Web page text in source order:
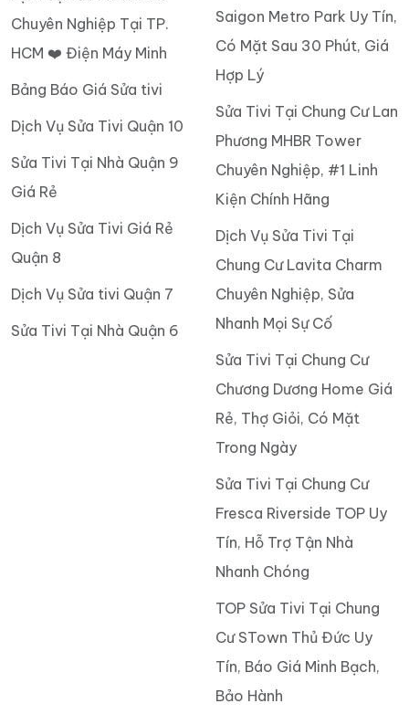
Chuyên Nghiệp Tại TP.
HCM ❤️ Điện Máy Minh
Bảng Báo Giá Sửa tivi
Dịch Vụ Sửa Tivi Quận 10
Sửa Tivi Tại Nhà Quận 9
Giá Rẻ
Dịch Vụ Sửa Tivi Giá Rẻ
Quận 8
Dịch Vụ Sửa tivi Quận 7
Sửa Tivi Tại Nhà Quận 6
Saigon Metro Park Uy Tín,
Có Mặt Sau 30 Phút, Giá
Hợp Lý
Sửa Tivi Tại Chung Cư Lan
Phương MHBR Tower
Chuyên Nghiệp, #1 Linh
Kiện Chính Hãng
Dịch Vụ Sửa Tivi Tại
Chung Cư Lavita Charm
Chuyên Nghiệp, Sửa
Nhanh Mọi Sự Cố
Sửa Tivi Tại Chung Cư
Chương Dương Home Giá
Rẻ, Thợ Giỏi, Có Mặt
Trong Ngày
Sửa Tivi Tại Chung Cư
Fresca Riverside TOP Uy
Tín, Hỗ Trợ Tận Nhà
Nhanh Chóng
TOP Sửa Tivi Tại Chung
Cư STown Thủ Đức Uy
Tín, Báo Giá Minh Bạch,
Bảo Hành